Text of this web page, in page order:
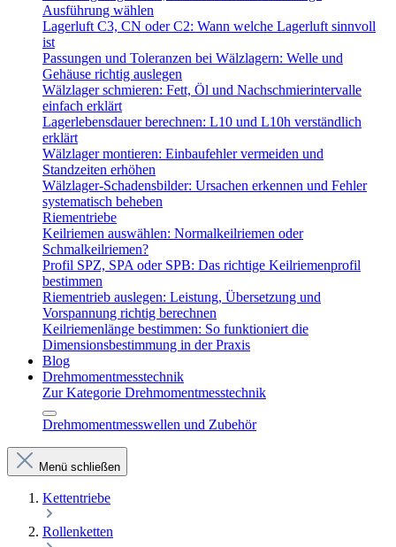
Ausführung wählen
Lagerluft C3, CN oder C2: Wann welche Lagerluft sinnvoll
ist
Passungen und Toleranzen bei Wälzlagern: Welle und
Gehäuse richtig auslegen
Wälzlager schmieren: Fett, Öl und Nachschmierintervalle
einfach erklärt
Lagerlebensdauer berechnen: L10 und L10h verständlich
erklärt
Wälzlager montieren: Einbaufehler vermeiden und
Standzeiten erhöhen
Wälzlager-Schadensbilder: Ursachen erkennen und Fehler
systematisch beheben
Riementriebe
Keilriemen auswählen: Normalkeilriemen oder
Schmalkeilriemen?
Profil SPZ, SPA oder SPB: Das richtige Keilriemenprofil
bestimmen
Riementrieb auslegen: Leistung, Übersetzung und
Vorspannung richtig berechnen
Keilriemenlänge bestimmen: So funktioniert die
Dimensionsbestimmung in der Praxis
Blog
Drehmomentmesstechnik
Zur Kategorie Drehmomentmesstechnik
Drehmomentmesswellen und Zubehör
Menü schließen
Kettentriebe
Rollenketten